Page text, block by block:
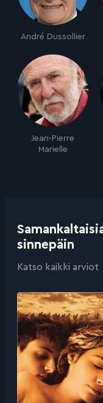
André Dussollier
Jean-Pierre
Marielle
sinnepäin
Katso kaikki arviot